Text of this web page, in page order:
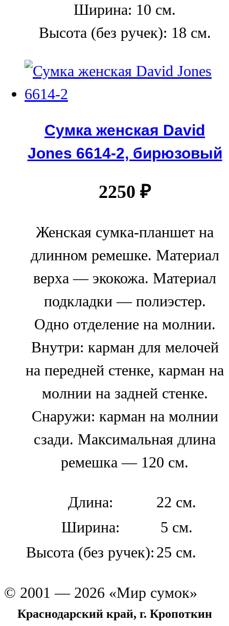
Ширина: 10 см.
Высота (без ручек): 18 см.
Сумка женская David
Jones 6614-2, бирюзовый
2250 ₽
Женская сумка-планшет на
длинном ремешке. Материал
верха — экокожа. Материал
подкладки — полиэстер.
Одно отделение на молнии.
Внутри: карман для мелочей
на передней стенке, карман на
молнии на задней стенке.
Снаружи: карман на молнии
сзади. Максимальная длина
ремешка — 120 см.
Длина:
22 см.
Ширина:
5 см.
Высота (без ручек): 25 см.
© 2001 — 2026 «Мир сумок»
Краснодарский край, г. Кропоткин